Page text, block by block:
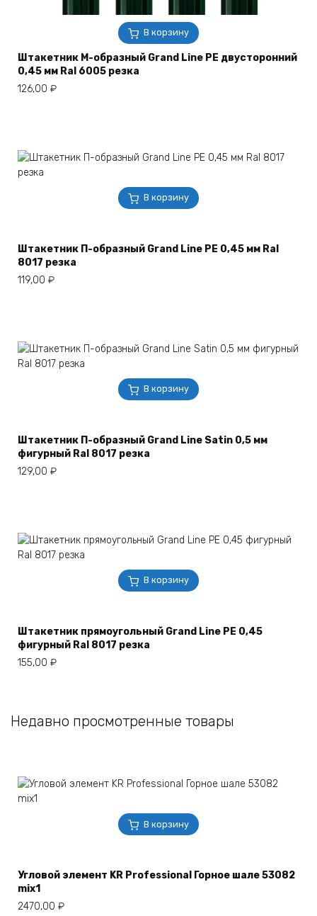
В корзину
Штакетник М-образный Grand Line РЕ двусторонний
0,45 мм Ral 6005 резка
126,00 ₽
В корзину
Штакетник П-образный Grand Line РЕ 0,45 мм Ral
8017 резка
119,00 ₽
В корзину
Штакетник П-образный Grand Line Satin 0,5 мм
фигурный Ral 8017 резка
129,00 ₽
В корзину
Штакетник прямоугольный Grand Line РЕ 0,45
фигурный Ral 8017 резка
155,00 ₽
Недавно просмотренные товары
В корзину
Угловой элемент KR Professional Горное шале 53082
mix1
2470,00 ₽